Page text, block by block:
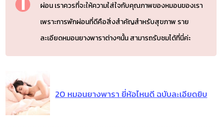
ผ่อน เราควรที่จะให้ความใส่ใจกับคุณภาพของหมอนของเรา
เพราะการพักผ่อนที่ดีคือสิ่งสำคัญสำหรับสุขภาพ ราย
ละเอียดหมอนยางพาราต่างๆนั้น สามารถรับชมได้ที่นี่ค่ะ
20 หมอนยางพารา ยี่ห้อไหนดี ฉบับละเอียดยิบ